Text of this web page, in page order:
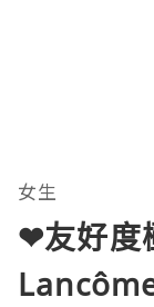
女生
❤友好度